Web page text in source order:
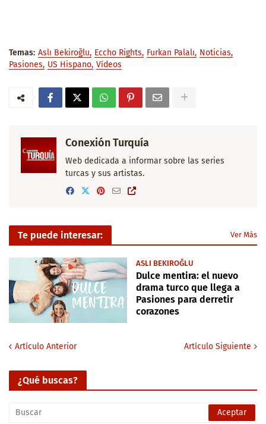
Temas: Aslı Bekiroğlu Eccho Rights Furkan Palalı Noticias
Pasiones US Hispano Vídeos
Conexión Turquía
Web dedicada a informar sobre las series
turcas y sus artistas.
Te puede interesar: Ver Más
ASLI BEKIROĞLU
Dulce mentira: el nuevo
drama turco que llega a
Pasiones para derretir
corazones
Artículo Anterior Artículo Siguiente
¿Qué buscas?